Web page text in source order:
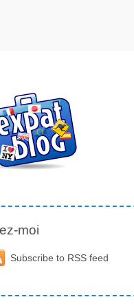
moi
Subscribe to RSS feed